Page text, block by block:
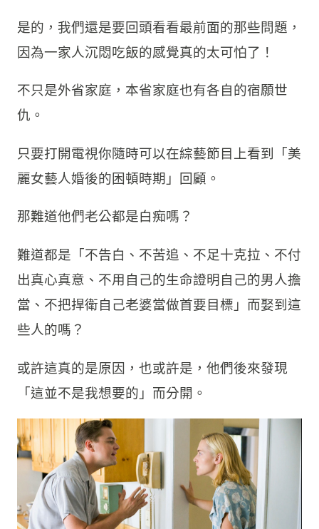
是的，我們還是要回頭看看最前面的那些問題，
因為一家人沉悶吃飯的感覺真的太可怕了！
不只是外省家庭，本省家庭也有各自的宿願世
仇。
只要打開電視你隨時可以在綜藝節目上看到「美
麗女藝人婚後的困頓時期」回顧。
那難道他們老公都是白痴嗎？
難道都是「不告白、不苦追、不足十克拉、不付
出真心真意、不用自己的生命證明自己的男人擔
當、不把捍衛自己老婆當做首要目標」而娶到這
些人的嗎？
或許這真的是原因，也或許是，他們後來發現
「這並不是我想要的」而分開。